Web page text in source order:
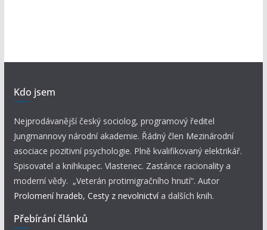
Kdo jsem
Nejprodávanější český sociolog, programový ředitel
Jungmannovy národní akademie. Řádný člen Mezinárodní
asociace pozitivní psychologie. Plně kvalifikovaný elektrikář.
Spisovatel a knihkupec. Vlastenec. Zastánce racionality a
moderní vědy. „Veterán protimigračního hnutí“. Autor
Prolomení hradeb, Cesty z nevolnictví a dalších knih.
Přebírání článků